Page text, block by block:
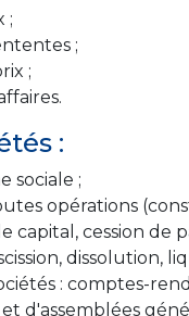
;
;
;
:
sociale ;
opérations
capital, cession de
dissolution,
: comptes-
d'assemblées